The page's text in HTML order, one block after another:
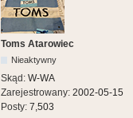
Toms Atarowiec
Nieaktywny
Skąd: W-WA
Zarejestrowany: 2002-05-15
Posty: 7,503